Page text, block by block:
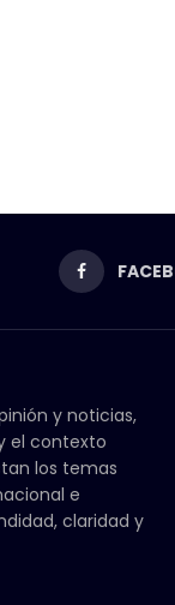
y noticias,
el contexto
los temas
e
claridad y